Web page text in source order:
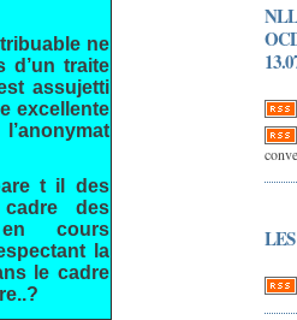
ne
d’un traite
assujetti
excellente
t il des
des
en cours
la
le cadre